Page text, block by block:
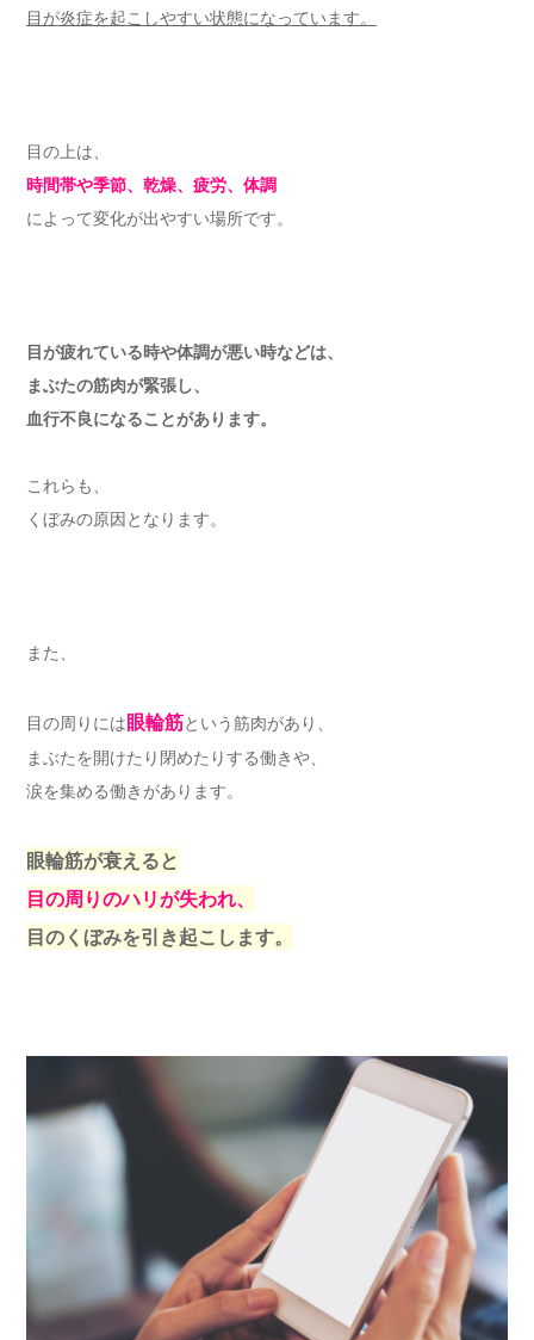
目が炎症を起こしやすい状態になっています。
目の上は、
時間帯や季節、乾燥、疲労、体調
によって変化が出やすい場所です。
目が疲れている時や体調が悪い時などは、
まぶたの筋肉が緊張し、
血行不良になることがあります。
これらも、
くぼみの原因となります。
また、
目の周りには眼輪筋という筋肉があり、
まぶたを開けたり閉めたりする働きや、
涙を集める働きがあります。
眼輪筋が衰えると
目の周りのハリが失われ、
目のくぼみを引き起こします。